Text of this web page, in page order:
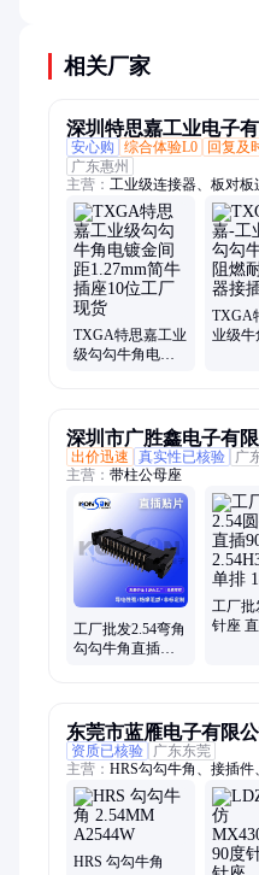
相关厂家
深圳特思嘉工业电子
安心购
综合体验L0 回复及
广东惠州
主营： 工业级连接器、板对
SUB连接器、SPE单对以太
形连接器、EMI滤波板、重载
FPC连接器、汽车连接器、
子、印制电路连接器、SIP插
TXGA特思嘉工业
级勾勾牛角电镀
TXGA
业级牛
深圳市广胜鑫电子有限
出价迅速
真实性已核验
广
主营： 带柱公母座
工厂批发2.54弯角
勾勾牛角直插
工厂批
针座
东莞市蓝雁电子有限公
资质已核验
广东东莞
主营： HRS勾勾牛角、接插件
HRS 勾勾牛角